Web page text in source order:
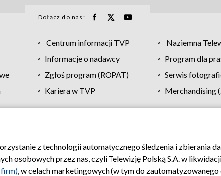
Dołącz do nas:
Centrum informacji TVP Naziemna
Informacje o nadawcy
Program dla
Zgłoś program (ROPAT)
Serwis
Kariera w TVP
Merchandising
prywatności Moje zgody Pomoc Biuro reklamy
z technologii automatycznego śledzenia i zbierania
osobowych przez nas, czyli Telewizję Polską S.A. w
firm), w celach marketingowych (w tym do